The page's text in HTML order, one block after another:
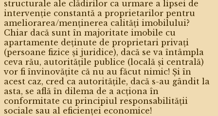
structurale ale clădirilor ca urmare a lipsei de
intervenție constantă a proprietarilor pentru
ameliorarea/menținerea calități imobilului?
Chiar dacă sunt în majoritate imobile cu
apartamente deținute de proprietari privați
(persoane fizice și juridice), dacă se va întâmpla
ceva rău, autoritățile publice (locală și centrală)
vor fi învinovățite că nu au făcut nimic! Și în
acest caz, cred ca autoritățile, dacă s-au gândit la
asta, se află în dilema de a acționa în
conformitate cu principiul responsabilității
sociale sau al eficienței economice!